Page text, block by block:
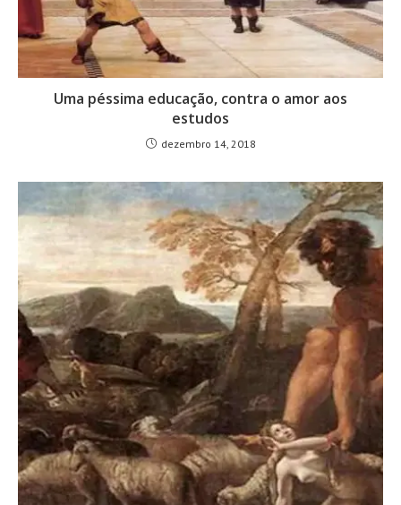
Uma péssima educação, contra o amor aos
estudos
dezembro 14, 2018